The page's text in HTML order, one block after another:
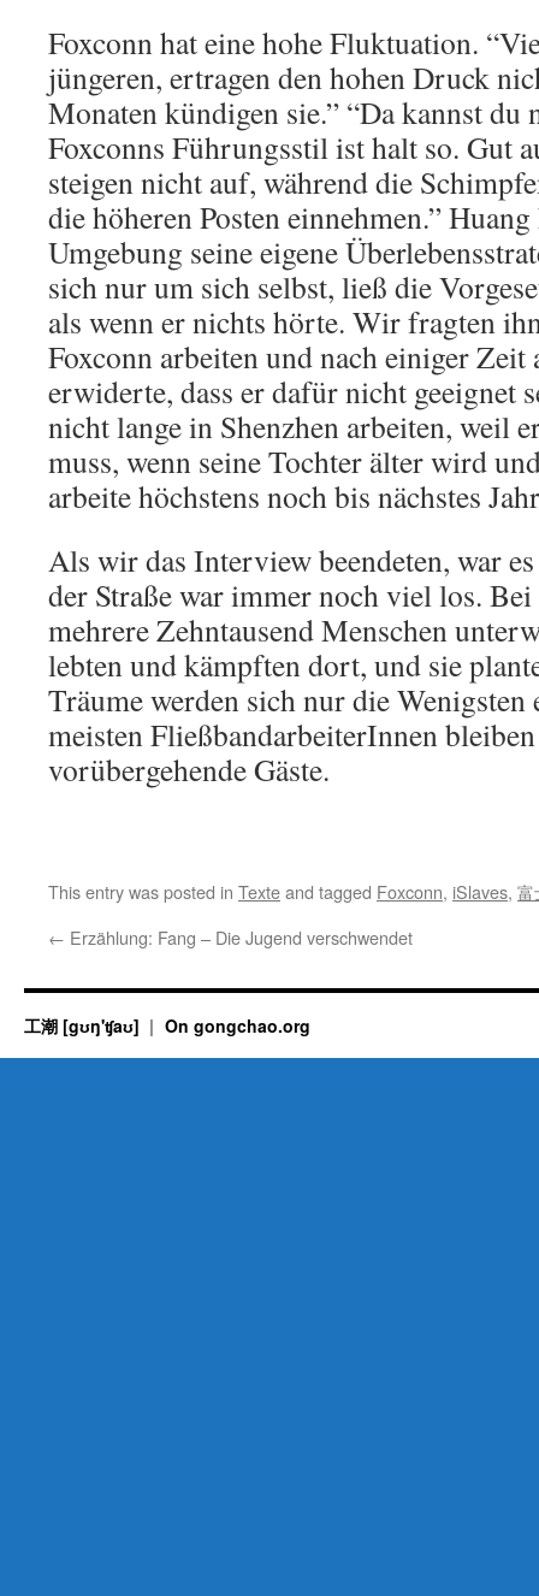
Foxconn hat eine hohe Fluktuation.
jüngeren, ertragen den hohen Druck
Monaten kündigen sie.” “Da kannst du
Foxconns Führungsstil ist halt so. Gut
steigen nicht auf, während die
die höheren Posten einnehmen.”
Umgebung seine eigene
sich nur um sich selbst, ließ die
als wenn er nichts hörte. Wir fragten
Foxconn arbeiten und nach einiger
erwiderte, dass er dafür nicht geeignet
nicht lange in Shenzhen arbeiten, weil
muss, wenn seine Tochter älter wird
arbeite höchstens noch bis nächstes
Als wir das Interview beendeten, war
der Straße war immer noch viel los.
mehrere Zehntausend Menschen
lebten und kämpften dort, und sie
Träume werden sich nur die
meisten FließbandarbeiterInnen
vorübergehende Gäste.
This entry was posted in Texteand tagged Foxconn, iSlaves, 富
← Erzählung: Fang – Die Jugend verschwendet
工潮 [gʊŋ'ʧaʊ] On gongchao.org